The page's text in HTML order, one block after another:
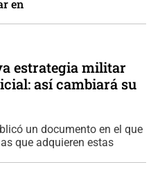
en
estrategia militar
así cambiará su
un documento en el que
que adquieren estas